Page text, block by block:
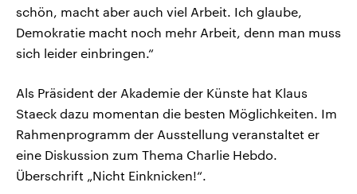
schön, macht aber auch viel Arbeit. Ich glaube,
Demokratie macht noch mehr Arbeit, denn man muss
sich leider einbringen.“
Als Präsident der Akademie der Künste hat Klaus
Staeck dazu momentan die besten Möglichkeiten. Im
Rahmenprogramm der Ausstellung veranstaltet er
eine Diskussion zum Thema Charlie Hebdo.
Überschrift „Nicht Einknicken!“.